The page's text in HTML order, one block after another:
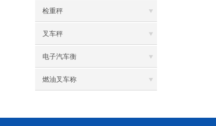
检重秤
叉车秤
电子汽车衡
燃油叉车称